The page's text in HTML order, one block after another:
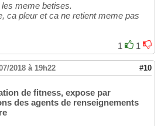
meme betises.
ca pleur et ca ne retient meme pas
1
1
2018 à 19h22 #10
de fitness, expose par
des agents de renseignements